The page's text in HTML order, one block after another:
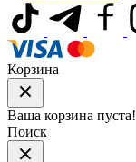
Корзина
Ваша корзина пуста!
Поиск